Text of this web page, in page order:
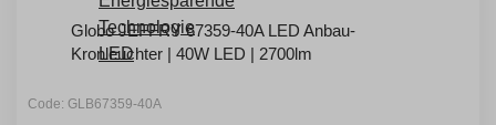
Globo JEFFRY 67359-40A LED Anbau-
Kronleuchter | 40W LED | 2700lm
Code: GLB67359-40A